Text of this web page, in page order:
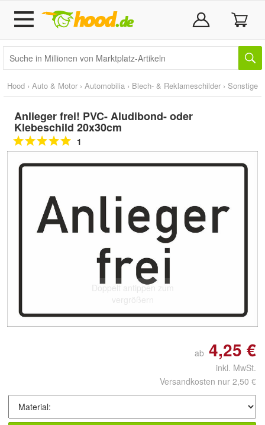
Hood › Auto & Motor › Automobilia › Blech- & Reklameschilder › Sonstige
Anlieger frei! PVC- Aludibond- oder
Klebeschild 20x30cm
1
Doppelt antippen zum
vergrößern
ab 4,25 €
inkl. MwSt.
Versandkosten nur 2,50 €